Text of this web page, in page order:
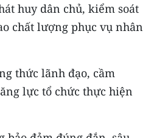
huy dân chủ, kiểm soát
chất lượng phục vụ nhân
thức lãnh đạo, cầm
lực tổ chức thực hiện